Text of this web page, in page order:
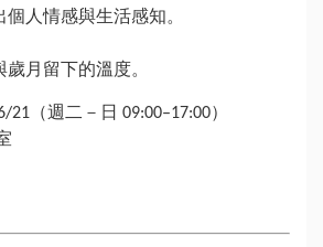
人情感與生活感知。
月留下的溫度。
（週二－日 09:00–17:00）